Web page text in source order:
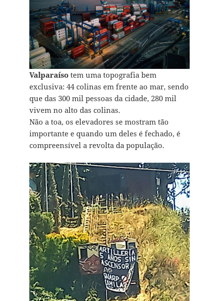
Valparaísotem uma topografia bem
exclusiva: 44 colinas em frente ao mar, sendo
que das 300 mil pessoas da cidade, 280 mil
vivem no alto das colinas.
Não a toa, os elevadores se mostram tão
importante e quando um deles é fechado, é
compreensível a revolta da população.